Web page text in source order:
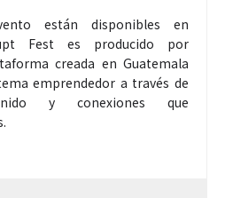
están disponibles en
Fest es producido por
creada en Guatemala
emprendedor a través de
y conexiones que